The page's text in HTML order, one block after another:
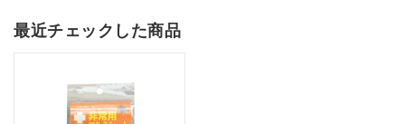
最近チェックした商品